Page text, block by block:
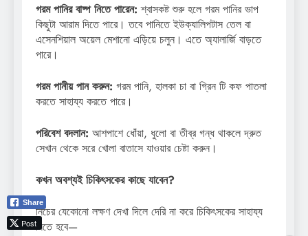
গরম পানির বাষ্প নিতে পারেন: শ্বাসকষ্ট শুরু হলে গরম পানির ভাপ
কিছুটা আরাম দিতে পারে। তবে পানিতে ইউক্যালিপটাস তেল বা
এসেনশিয়াল অয়েল মেশানো এড়িয়ে চলুন। এতে অ্যালার্জি বাড়তে
পারে।
গরম পানীয় পান করুন: গরম পানি, হালকা চা বা গ্রিন টি কফ পাতলা
করতে সাহায্য করতে পারে।
পরিবেশ বদলান: আশপাশে ধোঁয়া, ধুলো বা তীব্র গন্ধ থাকলে দ্রুত
সেখান থেকে সরে খোলা বাতাসে যাওয়ার চেষ্টা করুন।
কখন অবশ্যই চিকিৎসকের কাছে যাবেন?
নিচের যেকোনো লক্ষণ দেখা দিলে দেরি না করে চিকিৎসকের সাহায্য
নিতে হবে—
Share
Post